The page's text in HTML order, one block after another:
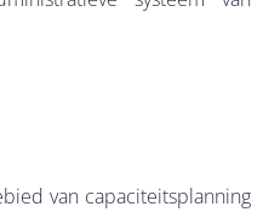
van capaciteitsplanning